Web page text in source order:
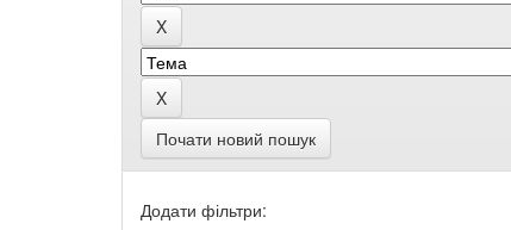
Почати новий пошук
Додати фільтри: